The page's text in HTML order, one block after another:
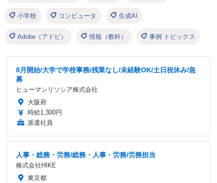
小学校 コンピュータ 生成AI
Adobe（アドビ） 情報（教科） 事例 トピックス
8月開始/大学で学校事務/残業なし/未経験OK/土日祝休み/急
募
ヒューマンリソシア株式会社
大阪府
時給1,300円
派遣社員
人事・総務・労務/総務・人事・労務/労務担当
株式会社HIKE
東京都